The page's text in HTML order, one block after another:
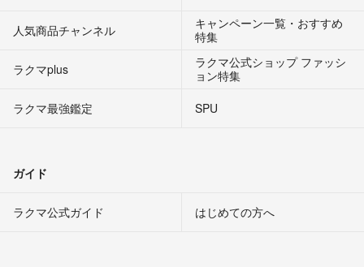
人気商品チャンネル
キャンペーン一覧・おすすめ
特集
ラクマplus
ラクマ公式ショップ ファッシ
ョン特集
ラクマ最強鑑定
SPU
ガイド
ラクマ公式ガイド はじめての方へ